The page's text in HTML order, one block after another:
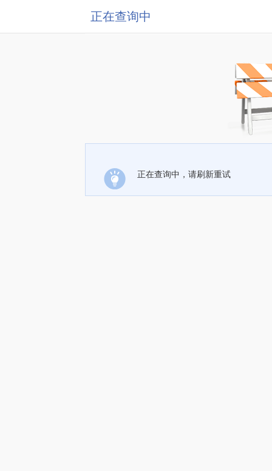
正在查询中
正在查询中，请刷新重试